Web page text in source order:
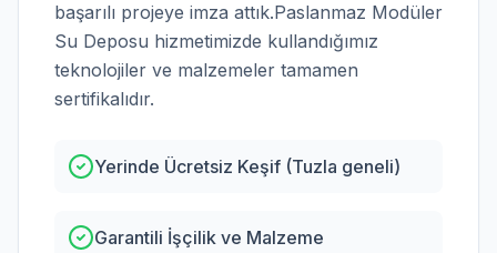
başarılı projeye imza attık.Paslanmaz Modüler
Su Deposu hizmetimizde kullandığımız
teknolojiler ve malzemeler tamamen
sertifikalıdır.
Yerinde Ücretsiz Keşif (Tuzla geneli)
Garantili İşçilik ve Malzeme